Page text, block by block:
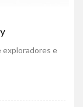
exploradores e